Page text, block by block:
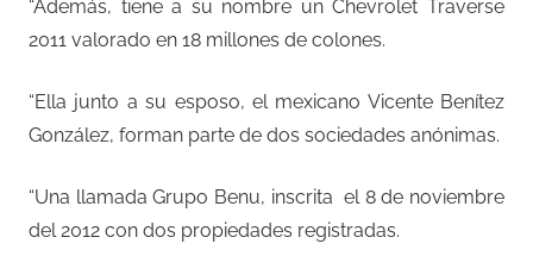
“Además, tiene a su nombre un Chevrolet Traverse
2011 valorado en 18 millones de colones.
“Ella junto a su esposo, el mexicano Vicente Benítez
González, forman parte de dos sociedades anónimas.
“Una llamada Grupo Benu, inscrita el 8 de noviembre
del 2012 con dos propiedades registradas.